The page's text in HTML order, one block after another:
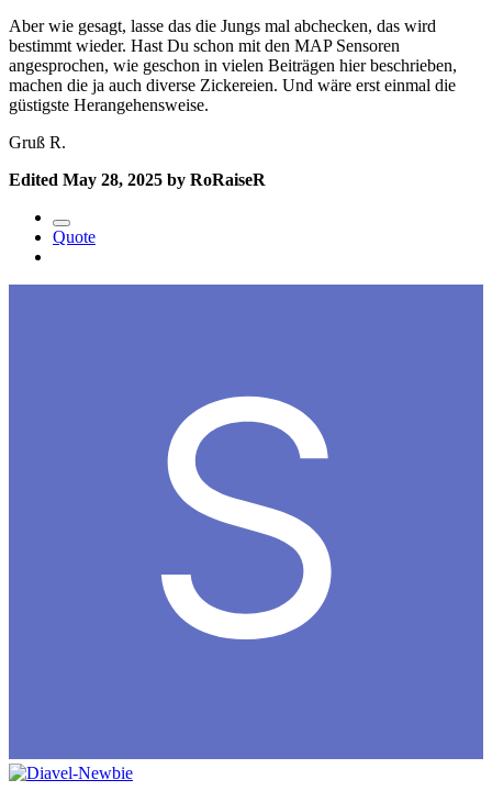
Aber wie gesagt, lasse das die Jungs mal abchecken, das wird
bestimmt wieder. Hast Du schon mit den MAP Sensoren
angesprochen, wie geschon in vielen Beiträgen hier beschrieben,
machen die ja auch diverse Zickereien. Und wäre erst einmal die
güstigste Herangehensweise.
Gruß R.
Edited May 28, 2025 by RoRaiseR
Quote